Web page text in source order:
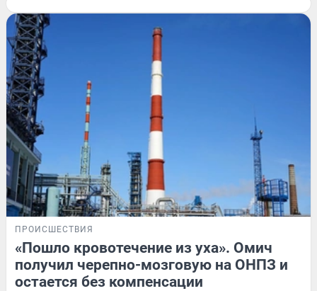
ПРОИСШЕСТВИЯ
«Пошло кровотечение из уха». Омич
получил черепно-мозговую на ОНПЗ и
остается без компенсации